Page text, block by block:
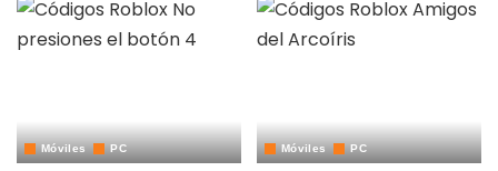
Móviles PC Móviles PC